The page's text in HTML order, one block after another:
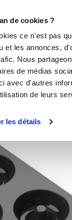
de cookies ?
ce n'est pas
et les annonces,
Nous
de médias
avec d'autres
de leurs
les détails
ÉPICERIE
la pâtisserie